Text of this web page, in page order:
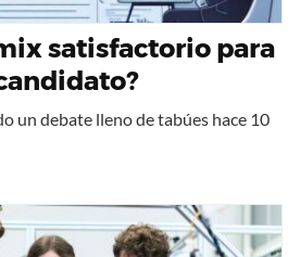
satisfactorio para
un debate lleno de tabúes hace 10